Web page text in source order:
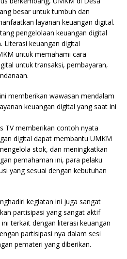
besar untuk tumbuh dan
layanan keuangan digital.
pengelolaan keuangan digital
Literasi keuangan digital
untuk memahami cara
untuk transaksi, pembayaran,
memberikan wawasan mendalam
keuangan digital yang saat ini
TV memberikan contoh nyata
digital dapat membantu UMKM
stok, dan meningkatkan
pemahaman ini, para pelaku
yang sesuai dengan kebutuhan
kegiatan ini juga sangat
partisipasi yang sangat aktif
terkait dengan literasi keuangan
partisipasi nya dalam sesi
pemateri yang diberikan.